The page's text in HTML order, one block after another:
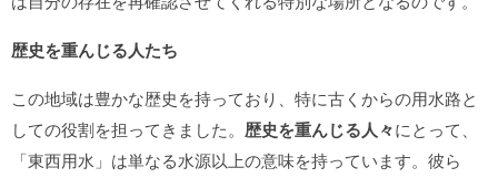
歴史を重んじる人たち
この地域は豊かな歴史を持っており、特に古くからの用水路と
しての役割を担ってきました。 歴史を重んじる人々にとって、
「東西用水」は単なる水源以上の意味を持っています。彼ら